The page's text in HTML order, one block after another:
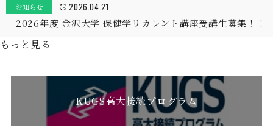
お知らせ 2026.04.21
2026年度 金沢大学 保健学リカレント講座受講生募集！！
もっと見る
KUGS高大接続プログラム